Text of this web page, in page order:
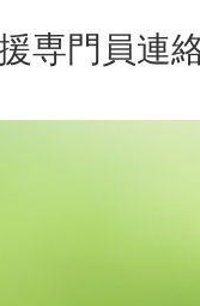
専門員連